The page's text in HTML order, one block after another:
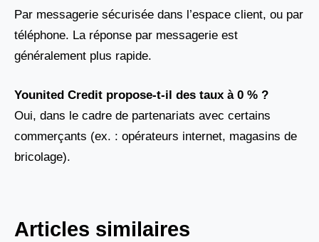
Par messagerie sécurisée dans l’espace client, ou par
téléphone. La réponse par messagerie est
généralement plus rapide.
Younited Credit propose-t-il des taux à 0 % ?
Oui, dans le cadre de partenariats avec certains
commerçants (ex. : opérateurs internet, magasins de
bricolage).
Articles similaires